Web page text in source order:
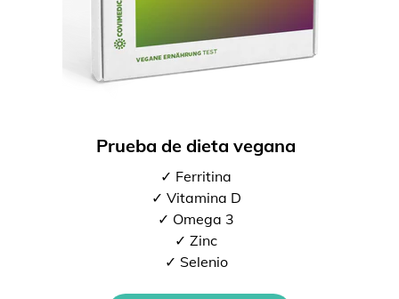
Prueba de dieta vegana
✓ Ferritina
✓ Vitamina D
✓ Omega 3
✓ Zinc
✓ Selenio